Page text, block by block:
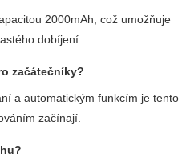
2000mAh, což umožňuje
dobíjení.
začátečníky?
a automatickým funkcím je tento
začínají.